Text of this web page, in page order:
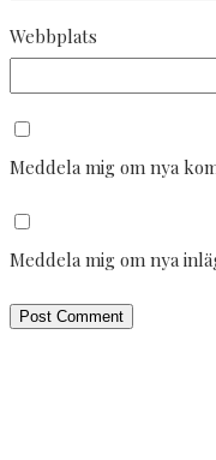
Webbplats
Meddela mig om nya
Meddela mig om nya